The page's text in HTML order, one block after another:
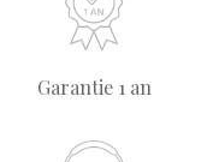
Garantie 1 an